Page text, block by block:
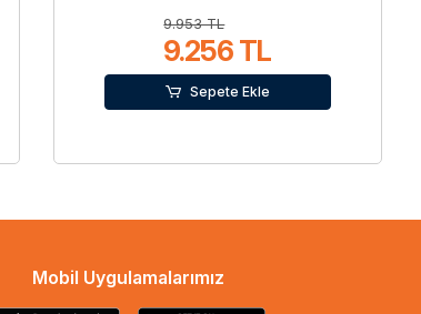
9.953 TL
9.256 TL
Sepete Ekle
Mobil Uygulamalarımız